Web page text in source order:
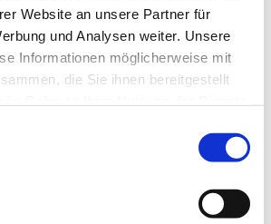
Website an unsere Partner für
und Analysen weiter. Unsere
Informationen möglicherweise mit
die Sie ihnen bereitgestellt